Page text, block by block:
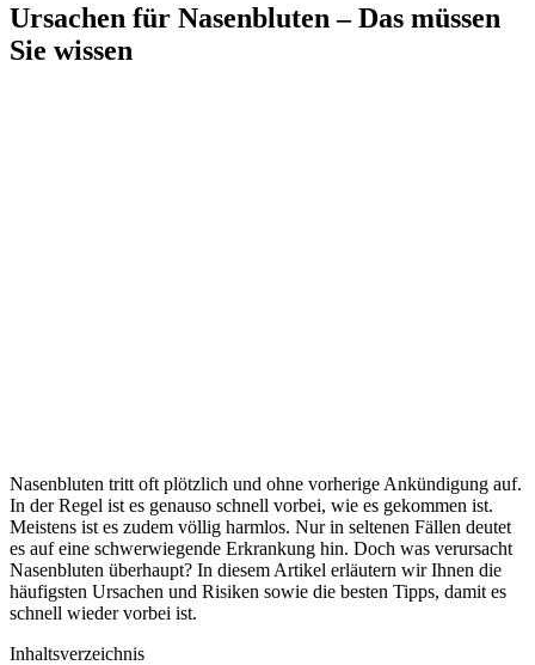
Ursachen für Nasenbluten – Das müssen
Sie wissen
Nasenbluten tritt oft plötzlich und ohne vorherige Ankündigung auf.
In der Regel ist es genauso schnell vorbei, wie es gekommen ist.
Meistens ist es zudem völlig harmlos. Nur in seltenen Fällen deutet
es auf eine schwerwiegende Erkrankung hin. Doch was verursacht
Nasenbluten überhaupt? In diesem Artikel erläutern wir Ihnen die
häufigsten Ursachen und Risiken sowie die besten Tipps, damit es
schnell wieder vorbei ist.
Inhaltsverzeichnis